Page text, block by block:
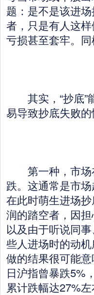
题：是不是该进
者，只是有人这
亏损甚至套牢。
其实，“抄底”
易导致抄底失败的
第一种，市场
跌。这通常是市
在此时萌生进场
润的踏空者，因
以及由于听说同
些人进场时的动
做的结果很可能
日沪指曾暴跌5%
累计跌幅达27%